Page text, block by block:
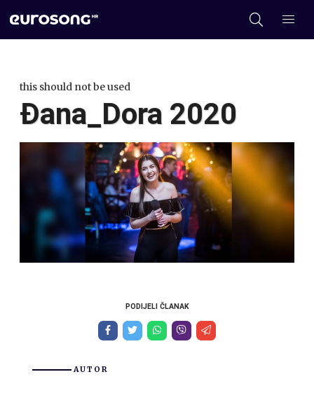
this should not be used
Đana_Dora 2020
PODIJELI ČLANAK
AUTOR